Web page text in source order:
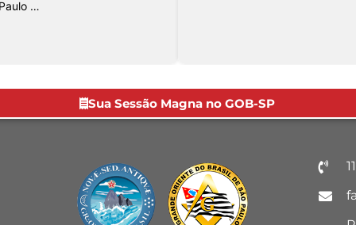
Sua Sessão Magna no GOB-SP